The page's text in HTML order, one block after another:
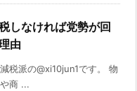
しなければ党勢が回
由
税派の@xi10jun1です。 物
商 ...